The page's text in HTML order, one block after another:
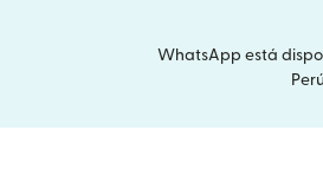
WhatsApp está